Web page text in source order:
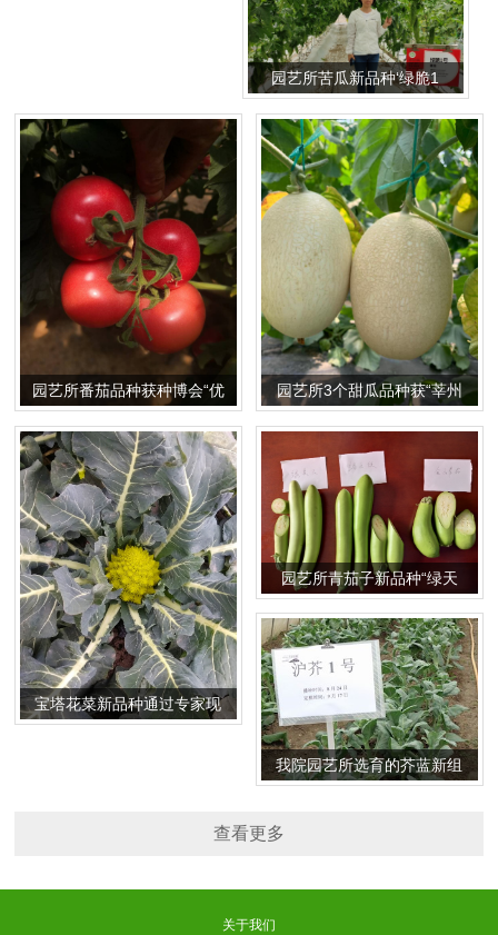
园艺所苦瓜新品种‘绿脆1
推介品种
园艺所3个甜瓜品种获“莘州
瓜菜菌博览会地展”推介品种
园艺所番茄品种获种博会“优
秀推荐品种”荣誉
园艺所青茄子新品种“绿天
使”和“绿美人”通过专家现场
认定
宝塔花菜新品种通过专家现
我院园艺所选育的芥蓝新组
查看更多
关于我们